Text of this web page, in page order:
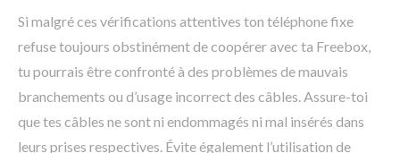
Si malgré ces vérifications attentives ton téléphone fixe
refuse toujours obstinément de coopérer avec ta Freebox,
tu pourrais être confronté à des problèmes de mauvais
branchements ou d’usage incorrect des câbles. Assure-toi
que tes câbles ne sont ni endommagés ni mal insérés dans
leurs prises respectives. Évite également l’utilisation de